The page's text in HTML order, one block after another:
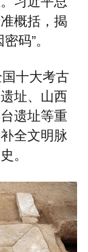
概括，揭
码”。
十大考古
址、山西
遗址等重
全文明脉
。